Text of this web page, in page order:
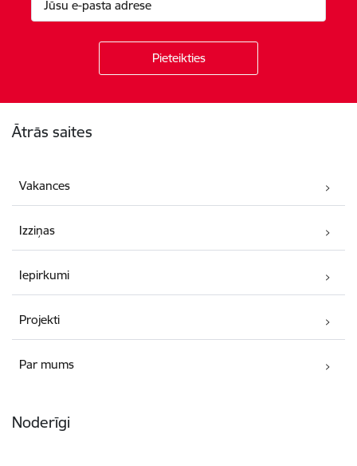
Ātrās saites
Vakances
Izziņas
Iepirkumi
Projekti
Par mums
Noderīgi